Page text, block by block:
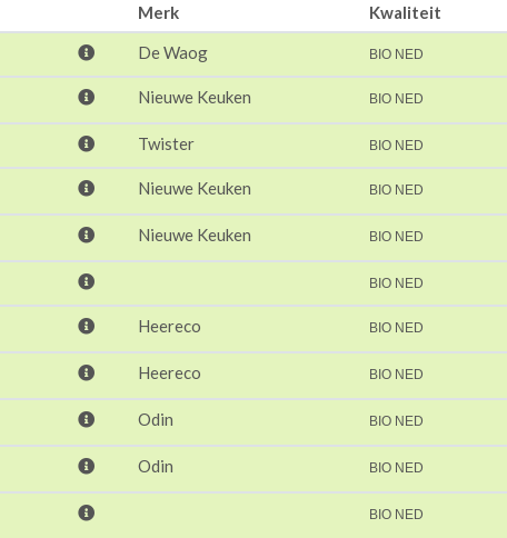
Merk Kwaliteit
De Waog BIO NED
Nieuwe Keuken BIO NED
Twister BIO NED
Nieuwe Keuken BIO NED
Nieuwe Keuken BIO NED
BIO NED
Heereco BIO NED
Heereco BIO NED
Odin BIO NED
Odin BIO NED
BIO NED